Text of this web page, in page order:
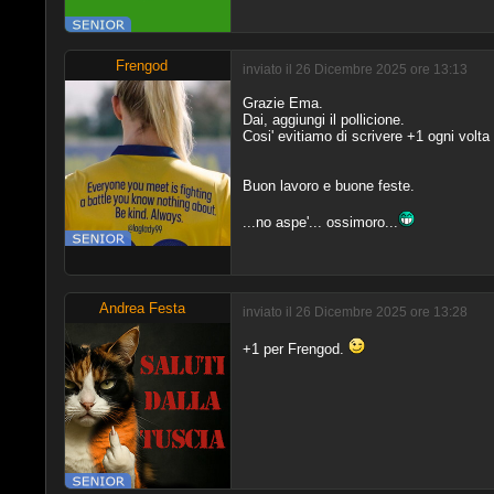
Frengod inviato il 26 Dicembre 2025 ore 13:13
Grazie Ema.
Dai, aggiungi il pollicione.
Cosi' evitiamo di scrivere +1 ogni volta
Buon lavoro e buone feste.
...no aspe'... ossimoro...
Andrea Festa inviato il 26 Dicembre 2025 ore 13:28
+1 per Frengod.